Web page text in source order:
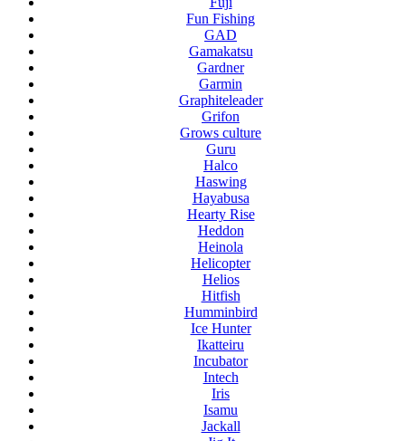
Fun Fishing
GAD
Gamakatsu
Gardner
Garmin
Graphiteleader
Grifon
Grows culture
Guru
Halco
Haswing
Hayabusa
Hearty Rise
Heddon
Heinola
Helicopter
Helios
Hitfish
Humminbird
Ice Hunter
Ikatteiru
Incubator
Intech
Iris
Isamu
Jackall